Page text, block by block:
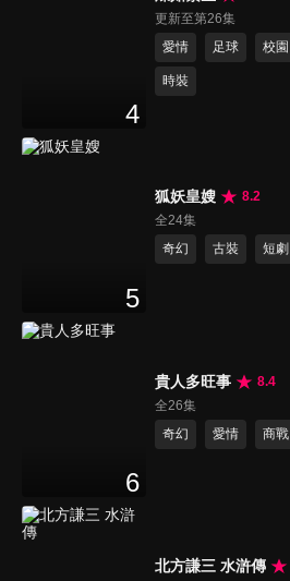
4
更新至第26集
愛情
足球 校園
時裝
5
狐妖皇嫂
8.2
全24集
奇幻
古裝 短劇
6
貴人多旺事
8.4
全26集
奇幻
愛情 商戰
北方謙三 水滸傳